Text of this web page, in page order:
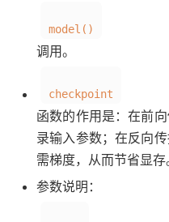
model()
调用。
checkpoint
函数的作用是：在前
录输入参数；在反向
需梯度，从而节省显存
参数说明：